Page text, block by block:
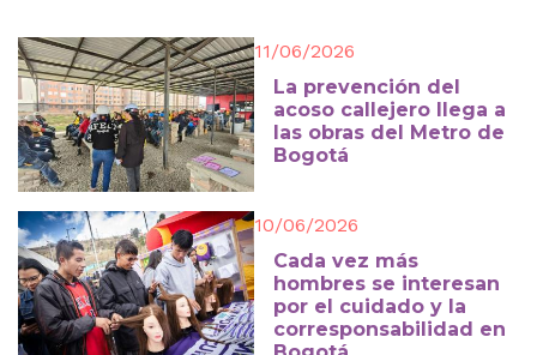
11/06/2026
La prevención del
acoso callejero llega a
las obras del Metro de
Bogotá
10/06/2026
Cada vez más
hombres se interesan
por el cuidado y la
corresponsabilidad en